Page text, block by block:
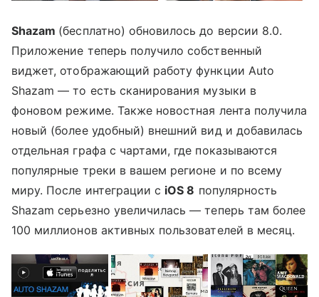
Shazam (бесплатно) обновилось до версии 8.0.
Приложение теперь получило собственный
виджет, отображающий работу функции Auto
Shazam — то есть сканирования музыки в
фоновом режиме. Также новостная лента получила
новый (более удобный) внешний вид и добавилась
отдельная графа с чартами, где показываются
популярные треки в вашем регионе и по всему
миру. После интеграции c iOS 8 популярность
Shazam серьезно увеличилась — теперь там более
100 миллионов активных пользователей в месяц.